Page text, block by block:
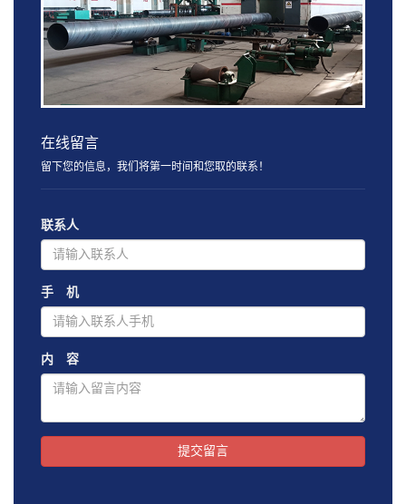
在线留言
留下您的信息，我们将第一时间和您取的联系！
联系人
手 机
内 容
提交留言